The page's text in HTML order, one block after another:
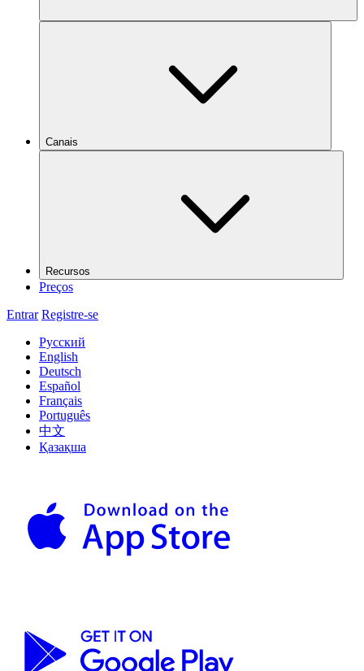
Canais
Recursos
Preços
Entrar Registre-se
Русский
English
Deutsch
Español
Français
Português
中文
Қазақша